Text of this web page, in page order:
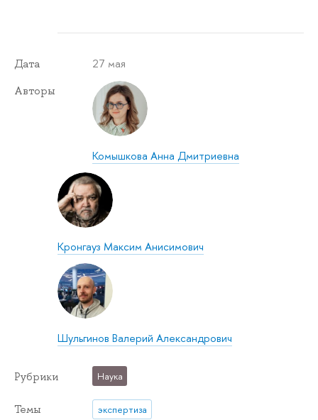
Дата 27 мая
Авторы
Комышкова Анна Дмитриевна
Кронгауз Максим Анисимович
Шульгинов Валерий Александрович
Рубрики Наука
Темы экспертиза